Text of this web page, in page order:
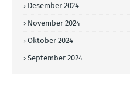
Desember 2024
November 2024
Oktober 2024
September 2024